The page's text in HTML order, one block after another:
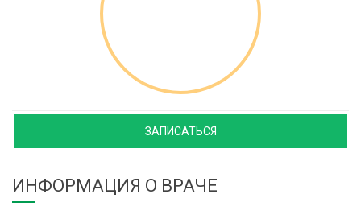
ЗАПИСАТЬСЯ
ИНФОРМАЦИЯ О ВРАЧЕ